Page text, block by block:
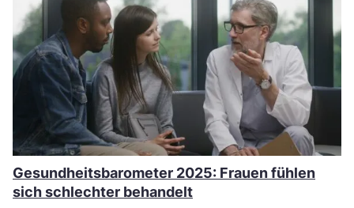
Gesundheitsbarometer 2025: Frauen fühlen
sich schlechter behandelt